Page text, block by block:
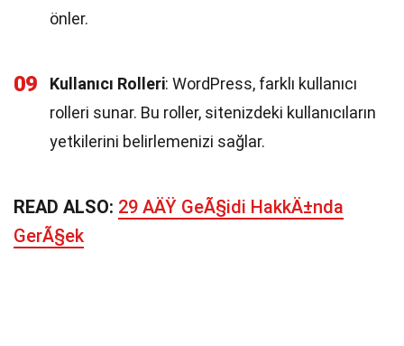
önler.
09 Kullanıcı Rolleri: WordPress, farklı kullanıcı
rolleri sunar. Bu roller, sitenizdeki kullanıcıların
yetkilerini belirlemenizi sağlar.
READ ALSO: 29 AÄŸ GeÃ§idi HakkÄ±nda
GerÃ§ek